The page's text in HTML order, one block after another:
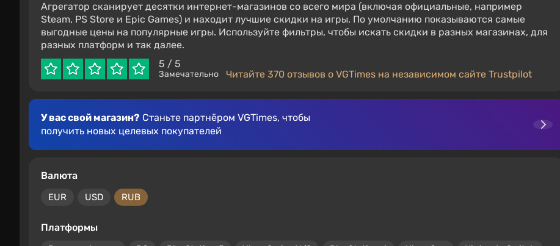
Агрегатор сканирует десятки интернет-магазинов со всего мира (включая официальные, например
Steam, PS Store и Epic Games) и находит лучшие скидки на игры. По умолчанию показываются самые
выгодные цены на популярные игры. Используйте фильтры, чтобы искать скидки в разных магазинах, для
разных платформ и так далее.
5 / 5
Замечательно Читайте 370 отзывов о VGTimes на независимом сайте Trustpilot
У вас свой магазин? Станьте партнёром VGTimes, чтобы
получить новых целевых покупателей
Валюта
EUR USD RUB
Платформы